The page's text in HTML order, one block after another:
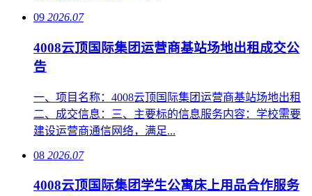
09 2026.07
4008云顶国际集团运营商基站场地出租成交公
告
一、项目名称：4008云顶国际集团运营商基站场地出租
二、成交信息：三、主要标的信息服务内容：学校需要
建设运营商通信网络，满足...
08 2026.07
4008云顶国际集团学生公寓床上用品合作服务